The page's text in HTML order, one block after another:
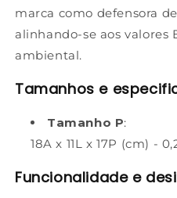
marca como defensora
alinhando-se aos valores
ambiental.
Tamanhos e
Tamanho P:
18A x 11L x 17P (cm) -
Funcionalidade e